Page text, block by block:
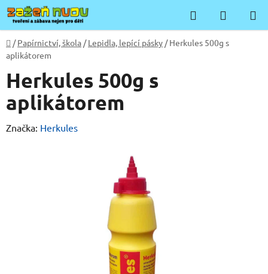
Přejít
na
obsah
Hledat
KOŠÍK
Domů
/ Papírnictví, škola / Lepidla, lepící pásky / Herkules 500g s
aplikátorem
Herkules 500g s
aplikátorem
Značka: Herkules